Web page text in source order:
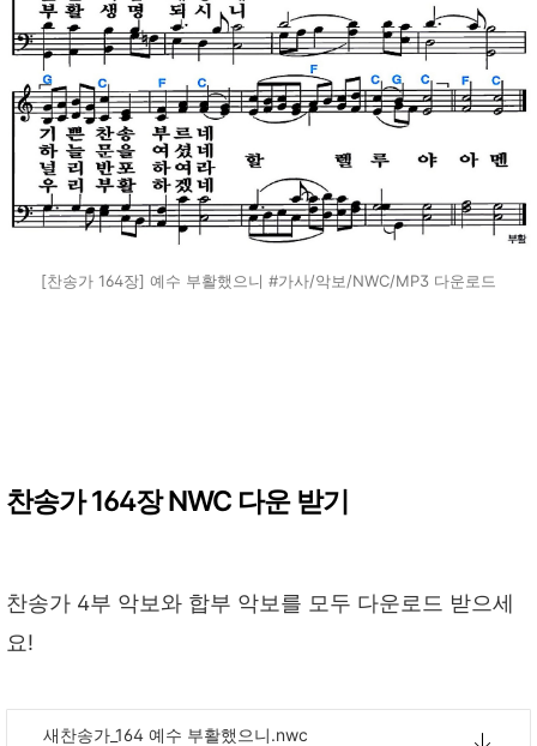
[찬송가 164장] 예수 부활했으니 #가사/악보/NWC/MP3 다운로드
찬송가 164장 NWC 다운 받기
찬송가 4부 악보와 합부 악보를 모두 다운로드 받으세
요!
새찬송가_164 예수 부활했으니.nwc